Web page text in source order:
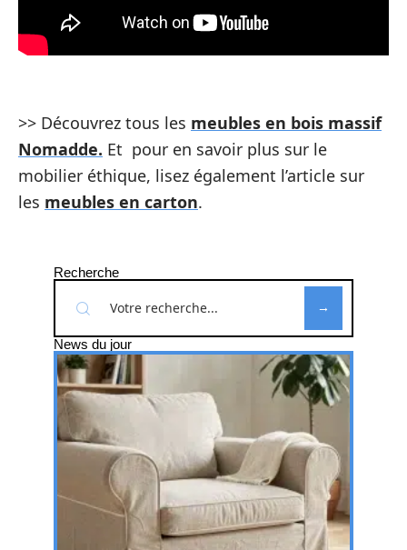
>> Découvrez tous les meubles en bois massif
Nomadde. Et pour en savoir plus sur le
mobilier éthique, lisez également l’article sur
les meubles en carton.
Recherche
News du jour